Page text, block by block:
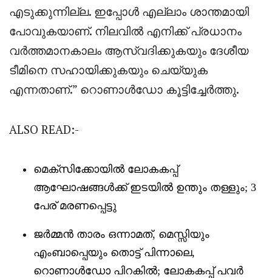
എടുക്കുന്നില്ല. ഇപ്പോൾ എല്ലാം ശാന്തമായി
പോവുകയാണ്. നിലവിൽ എനിക്ക് പ്രധാനം
വർത്തമാനകാലം ആസ്വദിക്കുകയും ദേശീയ
ടീമിനെ സഹായിക്കുകയും ചെയ്യുക
എന്നതാണ്.” റൊണാൾഡോ കൂട്ടിച്ചേർത്തു.
ALSO READ:-
മെക്സിക്കോയിൽ ലോകകപ്പ്
ആഘോഷങ്ങൾക്ക് ഇടയിൽ ഉന്തും തള്ളും; 3
പേര് മരണപ്പെട്ടു
ജർമ്മൻ താരം ഒന്നാമത്, മെസ്സിയും
എംബാപ്പെയും തൊട്ട് പിന്നാലെ,
റൊണാൾഡോ പിറകിൽ; ലോകകപ്പ് പവർ